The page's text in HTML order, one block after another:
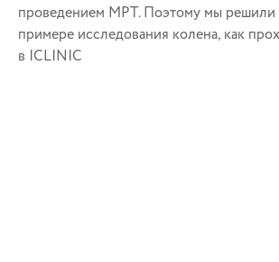
проведением МРТ. Поэтому мы решили
примере исследования колена, как
в ICLINIC